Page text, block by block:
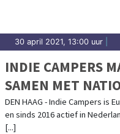
30 april 2021, 13:00 uur
INDIE CAMPERS
SAMEN MET
MEE AAN
DEN HAAG - Indie Campers is
en sinds 2016 actief in
[...]